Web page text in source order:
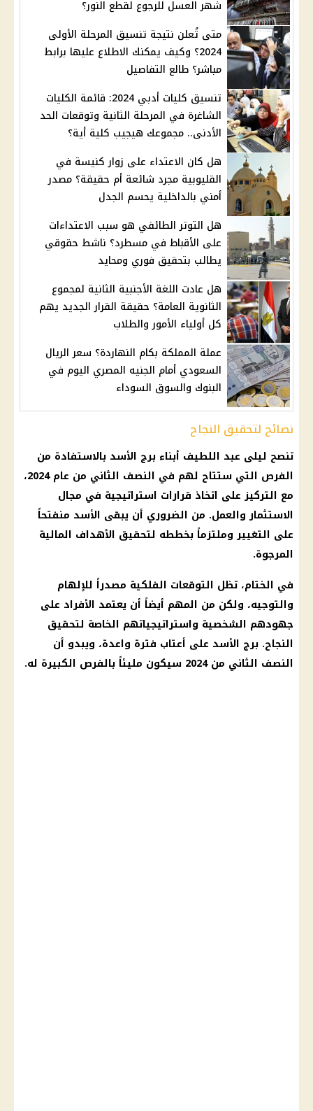
شهر العسل للرجوع لقطع النور؟
متى تُعلن نتيجة تنسيق المرحلة الأولى
2024؟ وكيف يمكنك الاطلاع عليها برابط
مباشر؟ طالع التفاصيل
تنسيق كليات أدبي 2024: قائمة الكليات
الشاغرة في المرحلة الثانية وتوقعات الحد
الأدنى.. مجموعك هيجيب كلية أية؟
هل كان الاعتداء على زوار كنيسة في
القليوبية مجرد شائعة أم حقيقة؟ مصدر
أمني بالداخلية يحسم الجدل
هل التوتر الطائفي هو سبب الاعتداءات
على الأقباط في مسطرد؟ ناشط حقوقي
يطالب بتحقيق فوري ومحايد
هل عادت اللغة الأجنبية الثانية لمجموع
الثانوية العامة؟ حقيقة القرار الجديد يهم
كل أولياء الأمور والطلاب
عملة المملكة بكام النهاردة؟ سعر الريال
السعودي أمام الجنيه المصري اليوم في
البنوك والسوق السوداء
نصائح لتحقيق النجاح
تنصح ليلى عبد اللطيف أبناء برج الأسد بالاستفادة من
الفرص التي ستتاح لهم في النصف الثاني من عام 2024،
مع التركيز على اتخاذ قرارات استراتيجية في مجال
الاستثماروالعمل. من الضروري أن يبقى الأسد منفتحاً
على التغيير وملتزماً بخططه لتحقيق الأهداف المالية
المرجوة.
في الختام، تظل التوقعات الفلكية مصدراً للإلهام
والتوجيه، ولكن من المهم أيضاً أن يعتمد الأفراد على
جهودهم الشخصية واستراتيجياتهم الخاصة لتحقيق
النجاح. برج الأسد على أعتاب فترة واعدة، ويبدو أن
النصف الثاني من 2024 سيكون مليئاً بالفرص الكبيرة له.